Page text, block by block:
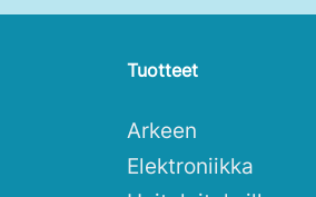
Tuotteet
Arkeen
Elektroniikka